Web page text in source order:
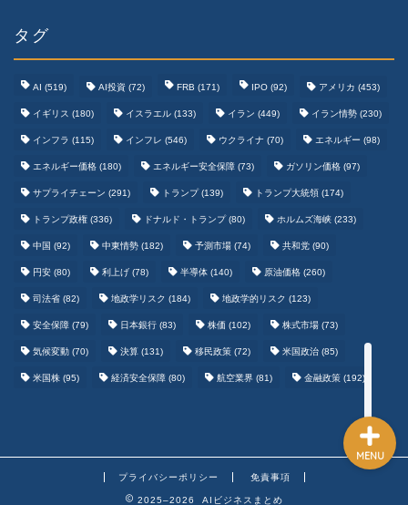
タグ
AI (519) AI投資 (72) FRB (171) IPO (92) アメリカ (453)
イギリス (180) イスラエル (133) イラン (449) イラン情勢 (230)
インフラ (115) インフレ (546) ウクライナ (70) エネルギー (98)
エネルギー価格 (180) エネルギー安全保障 (73) ガソリン価格 (97)
サプライチェーン (291) トランプ(139) トランプ大統領 (174)
トランプ政権 (336) ドナルド・トランプ(80) ホルムズ海峡 (233)
中国 (92) 中東情勢 (182) 予測市場 (74) 共和党 (90)
円安 (80) 利上げ (78) 半導体 (140) 原油価格 (260)
司法省 (82) 地政学リスク (184) 地政学的リスク (123)
安全保障 (79) 日本銀行 (83) 株価 (102) 株式市場 (73)
気候変動 (70) 決算 (131) 移民政策 (72) 米国政治 (85)
米国株 (95) 経済安全保障 (80) 航空業界 (81) 金融政策 (192)
プライバシーポリシー 免責事項
2025–2026 AIビジネスまとめ
MENU
野球まとめ
サッカーまとめ